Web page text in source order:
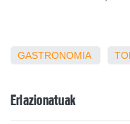
GASTRONOMIA
Erlazionatuak